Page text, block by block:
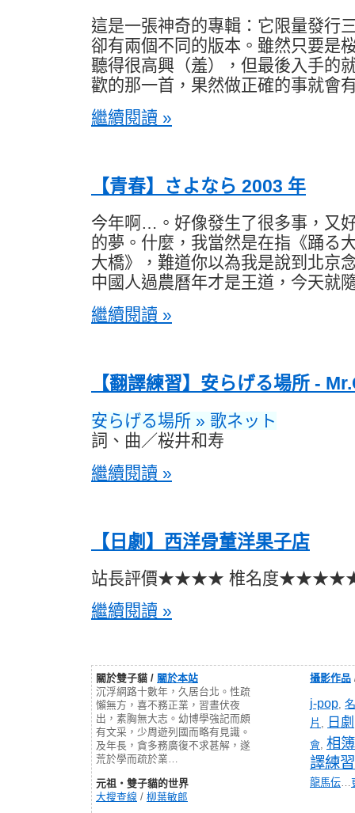
這是一張神奇的專輯：它限量發行
卻有兩個不同的版本。雖然只要是
聽得很高興（羞），但最後入手的
歡的那一首，果然做正確的事就會
繼續閱讀 »
【青春】さよなら 2003 年
今年啊…。好像發生了很多事，又
的夢。什麼，我當然是在指《踊る
大橋》，難道你以為我是說到北京
中國人過農曆年才是王道，今天就
繼續閱讀 »
【翻譯練習】安らげる場所 -
安らげる場所 » 歌ネット
詞、曲／桜井和寿
繼續閱讀 »
【日劇】西洋骨董洋果子店
站長評價★★★★ 椎名度
繼續閱讀 »
關於雙子貓 / 關於本站
沉浮網路十數年，久居台北。性疏
懶無方，喜不務正業，習晝伏夜
出，素胸無大志。幼博學強記而頗
有文采，少周遊列國而略有見識。
及年長，貪多務廣復不求甚解，遂
荒於學而疏於業…
元祖‧雙子貓的世界
大搜查線 / 柳葉敏郎
攝影作品
j-pop
片
日劇
會 相簿
譯練習
龍馬伝